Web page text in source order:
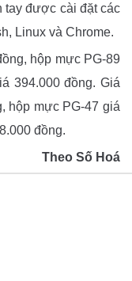
tay được cài đặt các
Linux và Chrome.
hộp mực PG-89
394.000 đồng. Giá
hộp mực PG-47 giá
đồng.
Theo Số Hoá